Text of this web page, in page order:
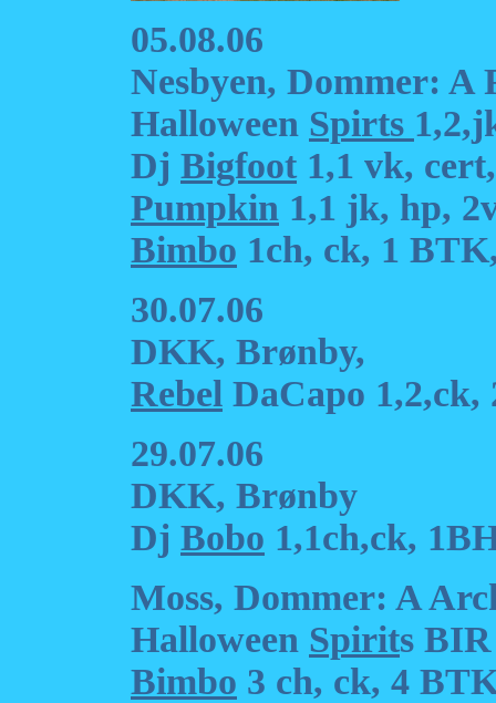
05.08.06
Nesbyen, Dommer: A
Halloween Spirts
Dj Bigfoot 1,1 vk,
Pumpkin 1,1 jk, hp,
Bimbo 1ch, ck, 1
30.07.06
DKK, Brønby,
Rebel DaCapo 1,2,ck,
29.07.06
DKK, Brønby
Dj Bobo 1,1ch,ck,
Moss, Dommer: A
Halloween Spirits
Bimbo 3 ch, ck, 4